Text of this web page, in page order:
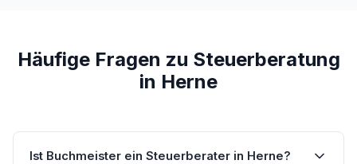
Häufige Fragen zu Steuerberatung
in Herne
Ist Buchmeister ein Steuerberater in Herne?